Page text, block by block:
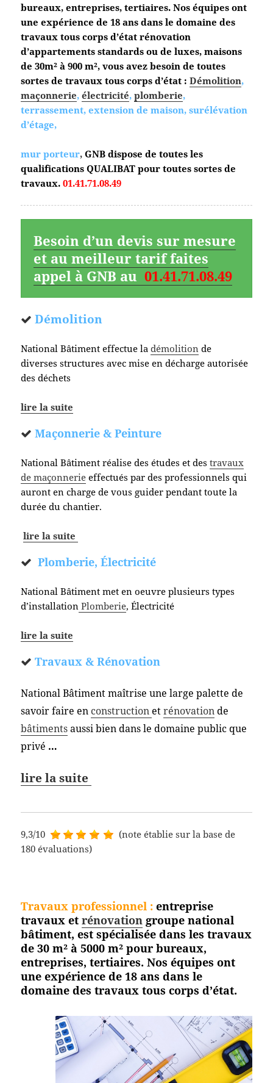
bureaux, entreprises, tertiaires. Nos équipes ont
une expérience de 18 ans dans le domaine des
travaux tous corps d’état rénovation
d’appartements standards ou de luxes, maisons
de 30m² à 900 m², vous avez besoin de toutes
sortes de travaux tous corps d’état : Démolition,
maçonnerie,électricité,plomberie,
terrassement, extension de maison, surélévation
d’étage,
mur porteur,GNB dispose de toutes les
qualifications QUALIBAT pour toutes sortes de
travaux.01.41.71.08.49
Besoin d’un devis sur mesure
et au meilleur tarif faites
appel à GNB au01.41.71.08.49
Démolition
National Bâtiment effectue ladémolition de
diverses structures avec mise en décharge autorisée
des déchets
lire la suite
Maçonnerie & Peinture
National Bâtiment réalise des études et destravaux
de maçonnerie effectués par des professionnels qui
auront en charge de vous guider pendant toute la
durée du chantier.
lire la suite
Plomberie, Électricité
National Bâtiment met en oeuvre plusieurs types
d’installation Plomberie, Électricité
lire la suite
Travaux & Rénovation
National Bâtiment maîtrise une large palette de
savoir faire en construction etrénovationde
bâtimentsaussi bien dans le domaine public que
privé …
lire la suite
9,3/10
(note établie sur la base de
180 évaluations)
Travaux professionnel : entreprise
travaux etrénovation groupe national
bâtiment, est spécialisée dans les travaux
de 30 m² à 5000 m² pour bureaux,
entreprises, tertiaires. Nos équipes ont
une expérience de 18 ans dans le
domaine des travaux tous corpsd’état.